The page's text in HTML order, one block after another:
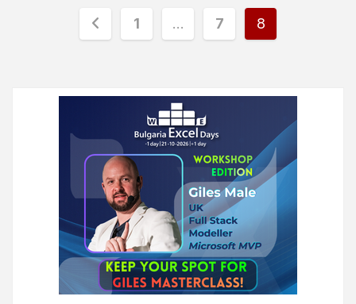
Разделяне
публикациите
страници
1 … 7 8